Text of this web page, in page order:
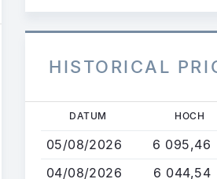
HISTORICAL
Direkt
Inhalt
DATUM HOCH
05/08/2026 6 095,46
04/08/2026
6 044,54